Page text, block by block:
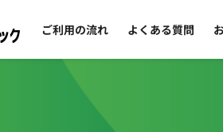
ご利用の流れ よくある質問